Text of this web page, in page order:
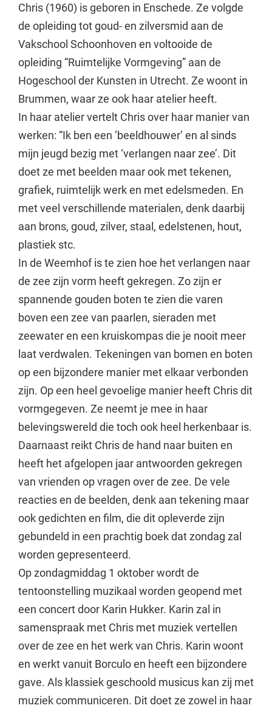
Chris (1960) is geboren in Enschede. Ze volgde
de opleiding tot goud- en zilversmid aan de
Vakschool Schoonhoven en voltooide de
opleiding “Ruimtelijke Vormgeving” aan de
Hogeschool der Kunsten in Utrecht. Ze woont in
Brummen, waar ze ook haar atelier heeft.
In haar atelier vertelt Chris over haar manier van
werken: “Ik ben een ‘beeldhouwer’ en al sinds
mijn jeugd bezig met ‘verlangen naar zee’. Dit
doet ze met beelden maar ook met tekenen,
grafiek, ruimtelijk werk en met edelsmeden. En
met veel verschillende materialen, denk daarbij
aan brons, goud, zilver, staal, edelstenen, hout,
plastiek stc.
In de Weemhof is te zien hoe het verlangen naar
de zee zijn vorm heeft gekregen. Zo zijn er
spannende gouden boten te zien die varen
boven een zee van paarlen, sieraden met
zeewater en een kruiskompas die je nooit meer
laat verdwalen. Tekeningen van bomen en boten
op een bijzondere manier met elkaar verbonden
zijn. Op een heel gevoelige manier heeft Chris dit
vormgegeven. Ze neemt je mee in haar
belevingswereld die toch ook heel herkenbaar is.
Daarnaast reikt Chris de hand naar buiten en
heeft het afgelopen jaar antwoorden gekregen
van vrienden op vragen over de zee. De vele
reacties en de beelden, denk aan tekening maar
ook gedichten en film, die dit opleverde zijn
gebundeld in een prachtig boek dat zondag zal
worden gepresenteerd.
Op zondagmiddag 1 oktober wordt de
tentoonstelling muzikaal worden geopend met
een concert door Karin Hukker. Karin zal in
samenspraak met Chris met muziek vertellen
over de zee en het werk van Chris. Karin woont
en werkt vanuit Borculo en heeft een bijzondere
gave. Als klassiek geschoold musicus kan zij met
muziek communiceren. Dit doet ze zowel in haar